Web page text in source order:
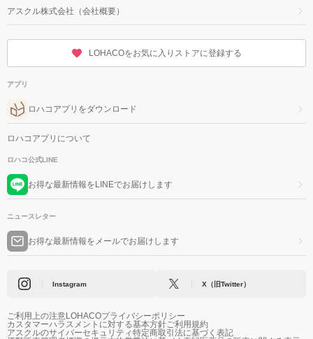
アスクル株式会社（会社概要）
LOHACOをお気に入りストアに登録する
アプリ
ロハコアプリをダウンロード
ロハコアプリについて
ロハコ公式LINE
お得な最新情報をLINEでお届けします
ニュースレター
お得な最新情報をメールでお届けします
Instagram X（旧Twitter）
ご利用上の注意LOHACOプライバシーポリシー
カスタマーハラスメントに対する基本方針ご利用規約
アスクルのサイバーセキュリティ特定商取引法に基づく表記